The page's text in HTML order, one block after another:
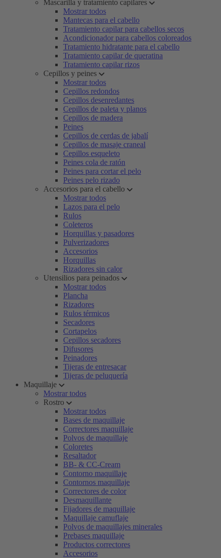
Mascarilla y tratamiento capilares
Mostrar todos
Mantecas para el cabello
Tratamiento capilar para cabellos secos
Acondicionador para cabellos coloreados
Tratamiento hidratante para el cabello
Tratamiento capilar de queratina
Tratamiento capilar rizos
Cepillos y peines
Mostrar todos
Cepillos redondos
Cepillos desenredantes
Cepillos de paleta y planos
Cepillos de madera
Peines
Cepillos de cerdas de jabalí
Cepillos de masaje craneal
Cepillos esqueleto
Peines cola de ratón
Peines para cortar el pelo
Peines pelo rizado
Accesorios para el cabello
Mostrar todos
Lazos para el pelo
Rulos
Coleteros
Horquillas y pasadores
Pulverizadores
Accesorios
Horquillas
Rizadores sin calor
Utensilios para peinados
Mostrar todos
Plancha
Rizadores
Rulos térmicos
Secadores
Cortapelos
Cepillos secadores
Difusores
Peinadores
Tijeras de entresacar
Tijeras de peluquería
Maquillaje
Mostrar todos
Rostro
Mostrar todos
Bases de maquillaje
Correctores maquillaje
Polvos de maquillaje
Coloretes
Resaltador
BB- & CC-Cream
Contorno maquillaje
Contornos maquillaje
Correctores de color
Desmaquillante
Fijadores de maquillaje
Maquillaje camuflaje
Polvos de maquillajes minerales
Prebases maquillaje
Productos correctores
Accesorios